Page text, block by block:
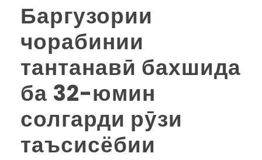
Баргузории
чорабинии
тантанавӣ бахшида
ба 32-юмин
солгарди рӯзи
таъсисёбии